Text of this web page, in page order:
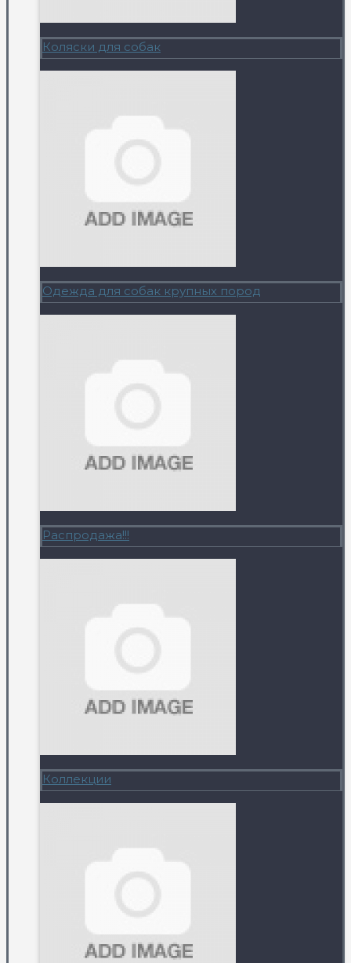
Коляски для собак
Одежда для собак крупных пород
Распродажа!!!
Коллекции